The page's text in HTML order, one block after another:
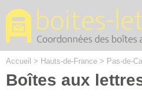
Accueil > Hauts-de-France > Pas-de-
Boîtes aux